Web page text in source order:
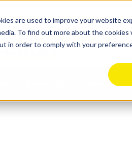
are used to improve your website
To find out more about the cookies
in order to comply with your
Resurse